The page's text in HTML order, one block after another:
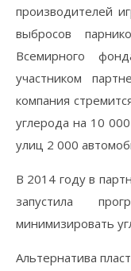
производителей
выбросов
Всемирного
участником
компания
углерода на 10
улиц 2 000
В 2014 году в
запустила
минимизировать
Альтернатива